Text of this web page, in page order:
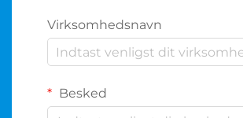
Virksomhedsnavn
Besked